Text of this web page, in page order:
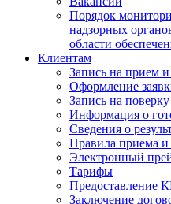
Порядок
надзорных
области
Клиентам
Запись на прием
Оформление
Запись на
Информация о
Сведения о
Правила приема
Электронный
Тарифы
Предоставление
Заключение